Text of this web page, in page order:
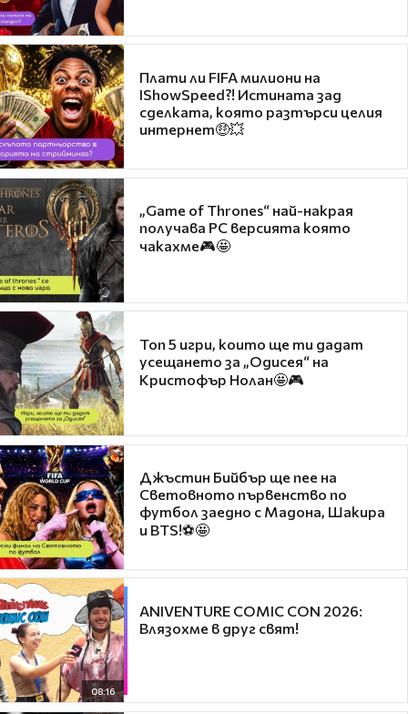
Плати ли FIFA милиони на
IShowSpeed?! Истината зад
сделката, която разтърси целия
интернет🤑💥
„Game of Thrones“ най-накрая
получава PC версията която
чакахме🎮🤩
Топ 5 игри, които ще ти дадат
усещането за „Одисея“ на
Кристофър Нолан🤩🎮
Джъстин Бийбър ще пее на
Световното първенство по
футбол заедно с Мадона, Шакира
и BTS!⚽🤩
08:16
ANIVENTURE COMIC CON 2026:
Влязохме в друг свят!